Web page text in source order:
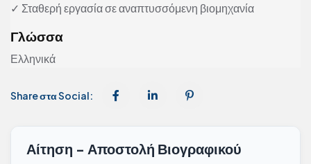
✓ Σταθερή εργασία σε αναπτυσσόμενη βιομηχανία
Γλώσσα
Ελληνικά
Share στα Social:
Αίτηση - Αποστολή Βιογραφικού